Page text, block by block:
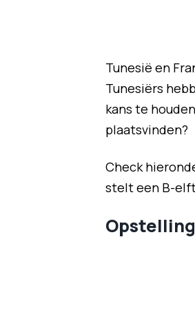
Tunesië en
Tunesiërs
kans te
plaatsvinden?
Check
stelt een B-